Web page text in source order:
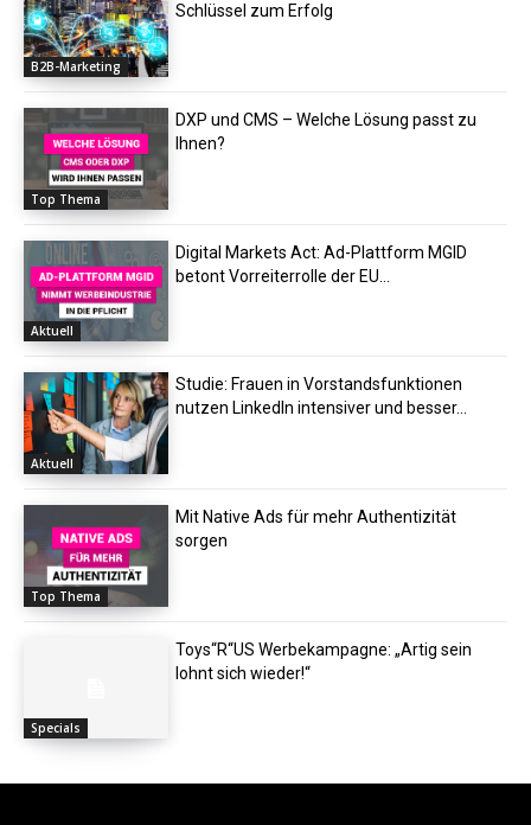
B2B-Marketing
Schlüssel zum Erfolg
Top Thema
DXP und CMS – Welche Lösung passt zu
Ihnen?
Aktuell
Digital Markets Act: Ad-Plattform MGID
betont Vorreiterrolle der EU...
Aktuell
Studie: Frauen in Vorstandsfunktionen
nutzen LinkedIn intensiver und besser...
Top Thema
Mit Native Ads für mehr Authentizität
sorgen
Specials
Toys“R“US Werbekampagne: „Artig sein
lohnt sich wieder!“